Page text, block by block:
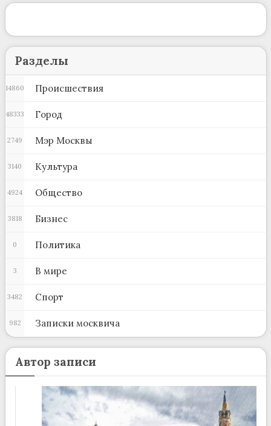
Разделы
Происшествия
14860
Город
48333
Мэр Москвы
2749
Культура
3140
Общество
4924
Бизнес
3818
Политика
0
В мире
3
Спорт
3482
Записки москвича
982
Автор записи